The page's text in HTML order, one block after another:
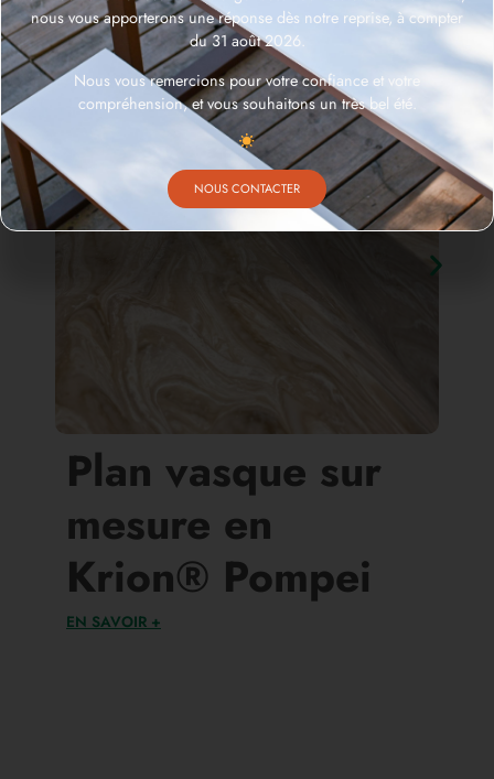
Plan vasque sur
mesure en
Krion® Pompei
EN SAVOIR +
nous vous apporterons une réponse dès notre reprise, à compter
du 31 août 2026.
Nous vous remercions pour votre confiance et votre
compréhension, et vous souhaitons un très bel été.
NOUS CONTACTER